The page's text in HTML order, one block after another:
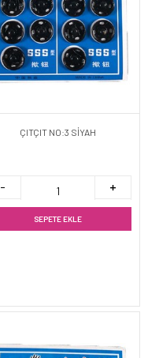
ÇITÇIT NO:3 SİYAH
SEPETE EKLE